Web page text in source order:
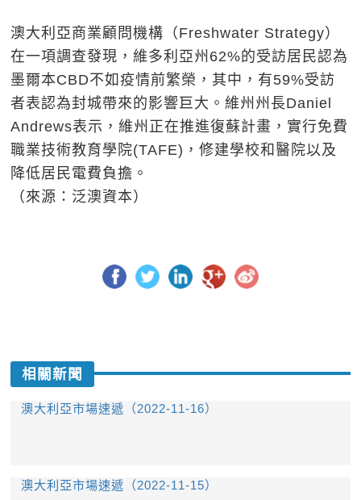
澳大利亞商業顧問機構（Freshwater Strategy）
在一項調查發現，維多利亞州62%的受訪居民認為
墨爾本CBD不如疫情前繁榮，其中，有59%受訪
者表認為封城帶來的影響巨大。維州州長Daniel
Andrews表示，維州正在推進復蘇計畫，實行免費
職業技術教育學院(TAFE)，修建學校和醫院以及
降低居民電費負擔。
（來源：泛澳資本）
相關新聞
澳大利亞市場速遞（2022-11-16）
澳大利亞市場速遞（2022-11-15）